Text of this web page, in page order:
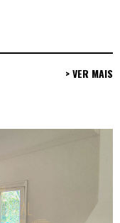
> VER MAIS